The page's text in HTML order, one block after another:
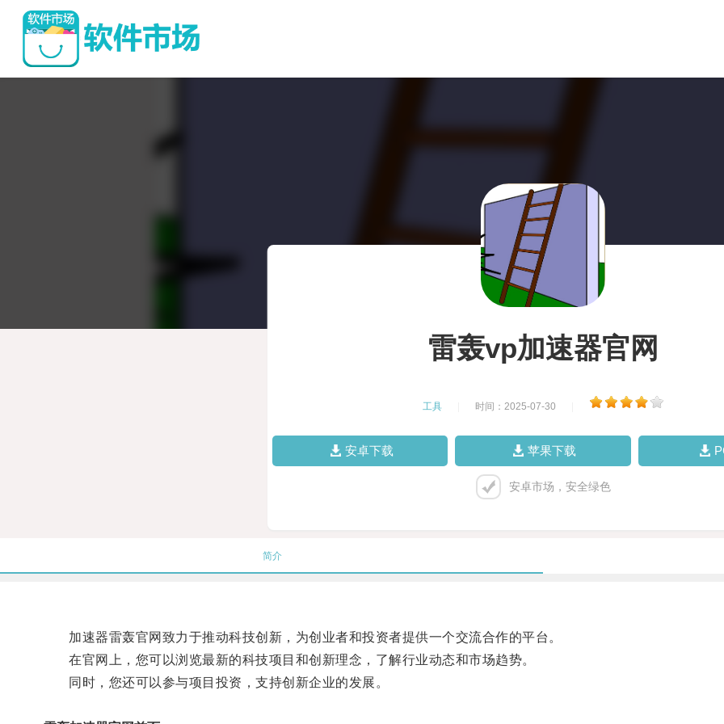
雷轰vp加速器官网
工具 时间：2025-07-30
安卓下载 苹果下载
安卓市场，安全绿色
简介
加速器雷轰官网致力于推动科技创新，为创业者和投资者提供一个交流合作的平台。
在官网上，您可以浏览最新的科技项目和创新理念，了解行业动态和市场趋势。
同时，您还可以参与项目投资，支持创新企业的发展。